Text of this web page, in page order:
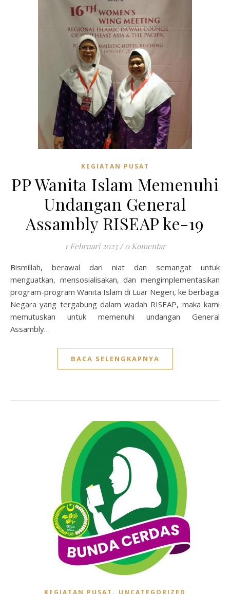
KEGIATAN PUSAT
PP Wanita Islam Memenuhi
Undangan General
Assambly RISEAP ke-19
1 Februari 2023 / 0 Komentar
Bismillah, berawal dari niat dan semangat untuk
menguatkan, mensosialisakan, dan mengimplementasikan
program-program Wanita Islam di Luar Negeri, ke berbagai
Negara yang tergabung dalam wadah RISEAP, maka kami
memutuskan untuk memenuhi undangan General
Assambly…
BACA SELENGKAPNYA
KEGIATAN PUSAT , UNCATEGORIZED